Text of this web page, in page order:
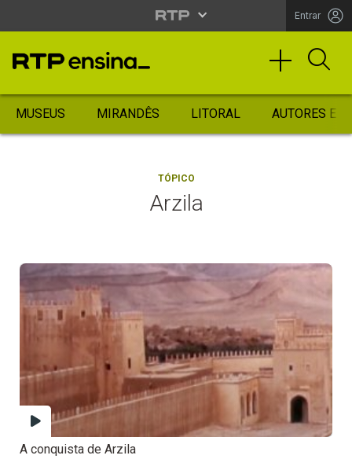
Entrar
MUSEUS MIRANDÊS LITORAL AUTORES
TÓPICO
Arzila
A conquista de Arzila